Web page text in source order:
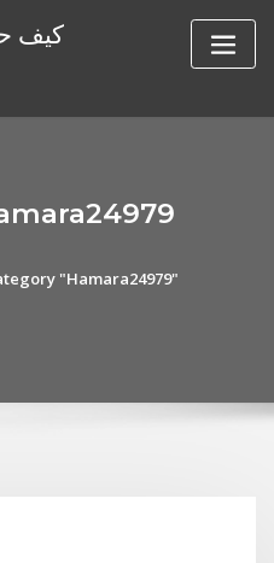
كيف
"Hamara24979"